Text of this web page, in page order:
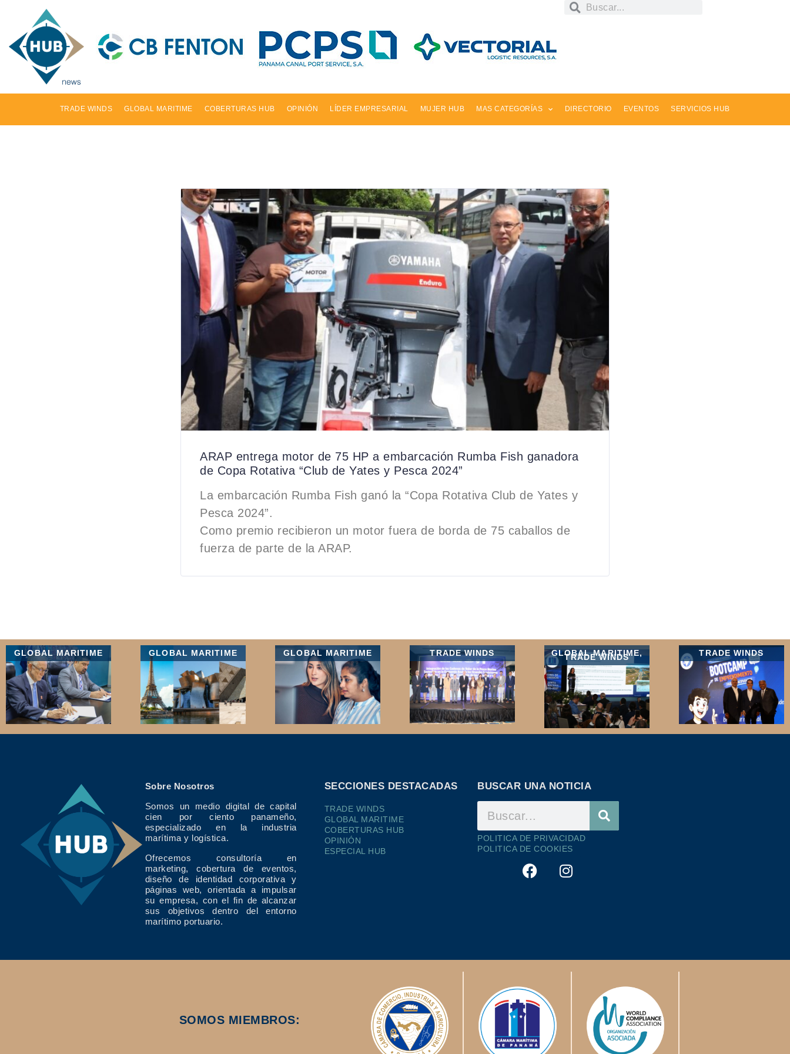
TRADE WINDS GLOBAL MARITIME COBERTURAS HUB OPINIÓN LÍDER EMPRESARIAL MUJER HUB MAS CATEGORÍAS DIRECTORIO EVENTOS SERVICIOS HUB
ARAP entrega motor de 75 HP a embarcación Rumba Fish ganadora
de Copa Rotativa “Club de Yates y Pesca 2024”
La embarcación Rumba Fish ganó la “Copa Rotativa Club de Yates y
Pesca 2024”.
Como premio recibieron un motor fuera de borda de 75 caballos de
fuerza de parte de la ARAP.
GLOBAL MARITIME GLOBAL MARITIME GLOBAL MARITIME TRADE WINDS GLOBAL MARITIME,
TRADE WINDS TRADE WINDS
Sobre Nosotros
Somos un medio digital de capital
cien por ciento panameño,
especializado en la industria
marítima y logística.
Ofrecemos consultoría en
marketing, cobertura de eventos,
diseño de identidad corporativa y
páginas web, orientada a impulsar
su empresa, con el fin de alcanzar
sus objetivos dentro del entorno
marítimo portuario.
SECCIONES DESTACADAS
TRADE WINDS
GLOBAL MARITIME
COBERTURAS HUB
OPINIÓN
ESPECIAL HUB
BUSCAR UNA NOTICIA
POLITICA DE PRIVACIDAD
POLITICA DE COOKIES
SOMOS MIEMBROS: